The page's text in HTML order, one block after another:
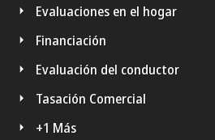
Evaluaciones en el hogar
Financiación
Evaluación del conductor
Tasación Comercial
+1 Más